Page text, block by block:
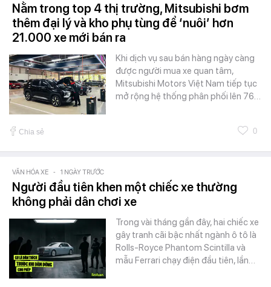
Nằm trong top 4 thị trường, Mitsubishi bơm
thêm đại lý và kho phụ tùng để ‘nuôi’ hơn
21.000 xe mới bán ra
Khi dịch vụ sau bán hàng ngày càng
được người mua xe quan tâm,
Mitsubishi Motors Việt Nam tiếp tục
mở rộng hệ thống phân phối lên 76…
Chia sẻ 0
VĂN HÓA XE - 1 NGÀY TRƯỚC
Người đầu tiên khen một chiếc xe thường
không phải dân chơi xe
Trong vài tháng gần đây, hai chiếc xe
gây tranh cãi bậc nhất ngành ô tô là
Rolls-Royce Phantom Scintilla và
mẫu Ferrari chạy điện đầu tiên, lần…